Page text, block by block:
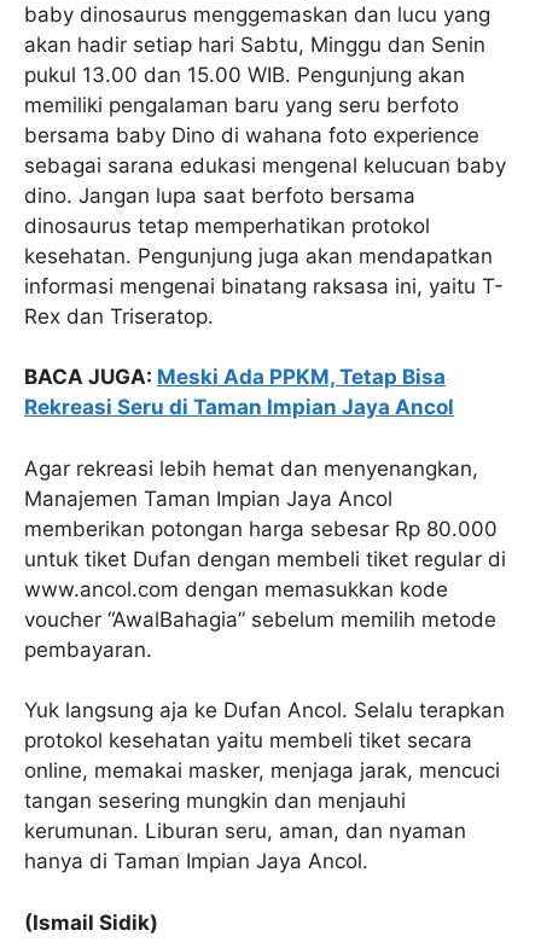
baby dinosaurus menggemaskan dan lucu yang
akan hadir setiap hari Sabtu, Minggu dan Senin
pukul 13.00 dan 15.00 WIB. Pengunjung akan
memiliki pengalaman baru yang seru berfoto
bersama baby Dino di wahana foto experience
sebagai sarana edukasi mengenal kelucuan baby
dino. Jangan lupa saat berfoto bersama
dinosaurus tetap memperhatikan protokol
kesehatan. Pengunjung juga akan mendapatkan
informasi mengenai binatang raksasa ini, yaitu T-
Rex dan Triseratop.
BACA JUGA: Meski Ada PPKM, Tetap Bisa
Rekreasi Seru di Taman Impian Jaya Ancol
Agar rekreasi lebih hemat dan menyenangkan,
Manajemen Taman Impian Jaya Ancol
memberikan potongan harga sebesar Rp 80.000
untuk tiket Dufan dengan membeli tiket regular di
www.ancol.com dengan memasukkan kode
voucher “AwalBahagia” sebelum memilih metode
pembayaran.
Yuk langsung aja ke Dufan Ancol. Selalu terapkan
protokol kesehatan yaitu membeli tiket secara
online, memakai masker, menjaga jarak, mencuci
tangan sesering mungkin dan menjauhi
kerumunan. Liburan seru, aman, dan nyaman
hanya di Taman Impian Jaya Ancol.
(Ismail Sidik)